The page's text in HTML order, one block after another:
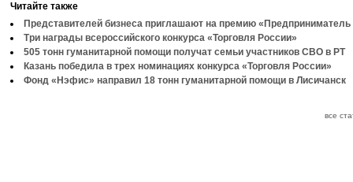
Читайте также
Представителей бизнеса приглашают на премию «Предприниматель
Три награды всероссийского конкурса «Торговля России»
505 тонн гуманитарной помощи получат семьи участников СВО в РТ
Казань победила в трех номинациях конкурса «Торговля России»
Фонд «Нэфис» направил 18 тонн гуманитарной помощи в Лисичанск
все